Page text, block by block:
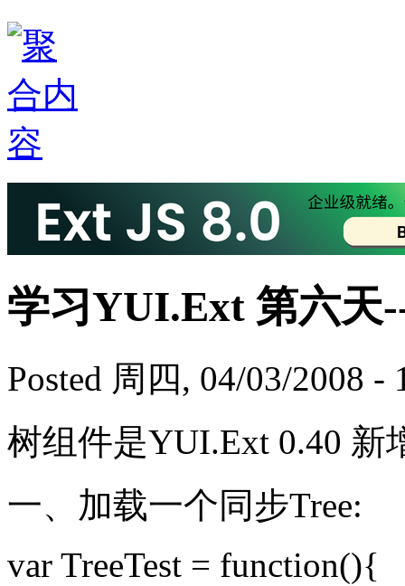
学习YUI.Ext 第六天
Posted 周四, 04/03/2008 -
树组件是YUI.Ext 0.40 新
一、加载一个同步Tree:
var TreeTest = function(){